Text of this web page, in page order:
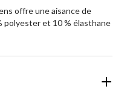
offre une aisance de
polyester et 10 % élasthane